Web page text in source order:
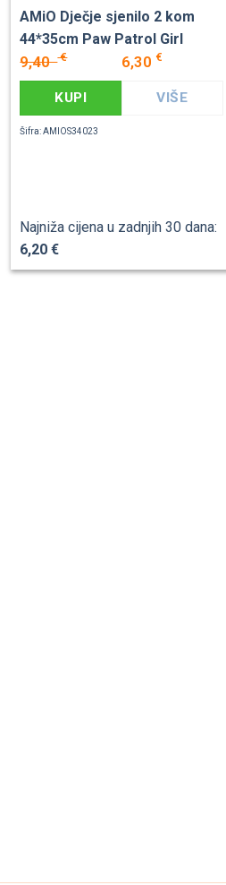
AMiO Dječje sjenilo 2 kom
44*35cm Paw Patrol Girl
9,40€ 6,30 €
KUPI VIŠE
Šifra: AMIOS34023
Najniža cijena u zadnjih 30 dana:
6,20 €